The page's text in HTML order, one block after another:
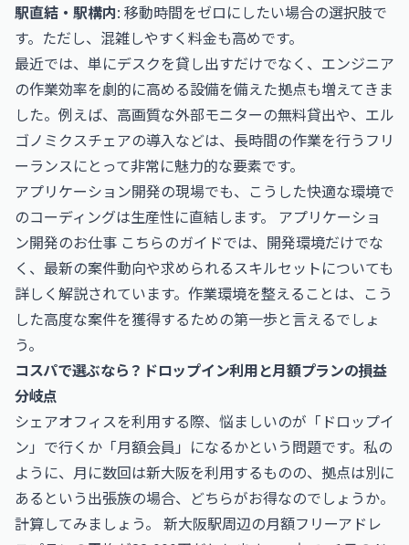
駅直結・駅構内: 移動時間をゼロにしたい場合の選択肢で
す。ただし、混雑しやすく料金も高めです。
最近では、単にデスクを貸し出すだけでなく、エンジニア
の作業効率を劇的に高める設備を備えた拠点も増えてきま
した。例えば、高画質な外部モニターの無料貸出や、エル
ゴノミクスチェアの導入などは、長時間の作業を行うフリ
ーランスにとって非常に魅力的な要素です。
アプリケーション開発の現場でも、こうした快適な環境で
のコーディングは生産性に直結します。 アプリケーショ
ン開発のお仕事 こちらのガイドでは、開発環境だけでな
く、最新の案件動向や求められるスキルセットについても
詳しく解説されています。作業環境を整えることは、こう
した高度な案件を獲得するための第一歩と言えるでしょ
う。
コスパで選ぶなら？ドロップイン利用と月額プランの損益
分岐点
シェアオフィスを利用する際、悩ましいのが「ドロップイ
ン」で行くか「月額会員」になるかという問題です。私の
ように、月に数回は新大阪を利用するものの、拠点は別に
あるという出張族の場合、どちらがお得なのでしょうか。
計算してみましょう。 新大阪駅周辺の月額フリーアドレ